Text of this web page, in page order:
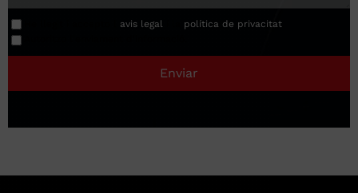
avis legal política de privacitat.
Enviar